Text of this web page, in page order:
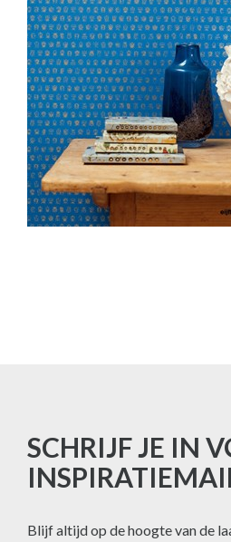
SCHRIJF JE IN
Blijf altijd op de hoogte van de